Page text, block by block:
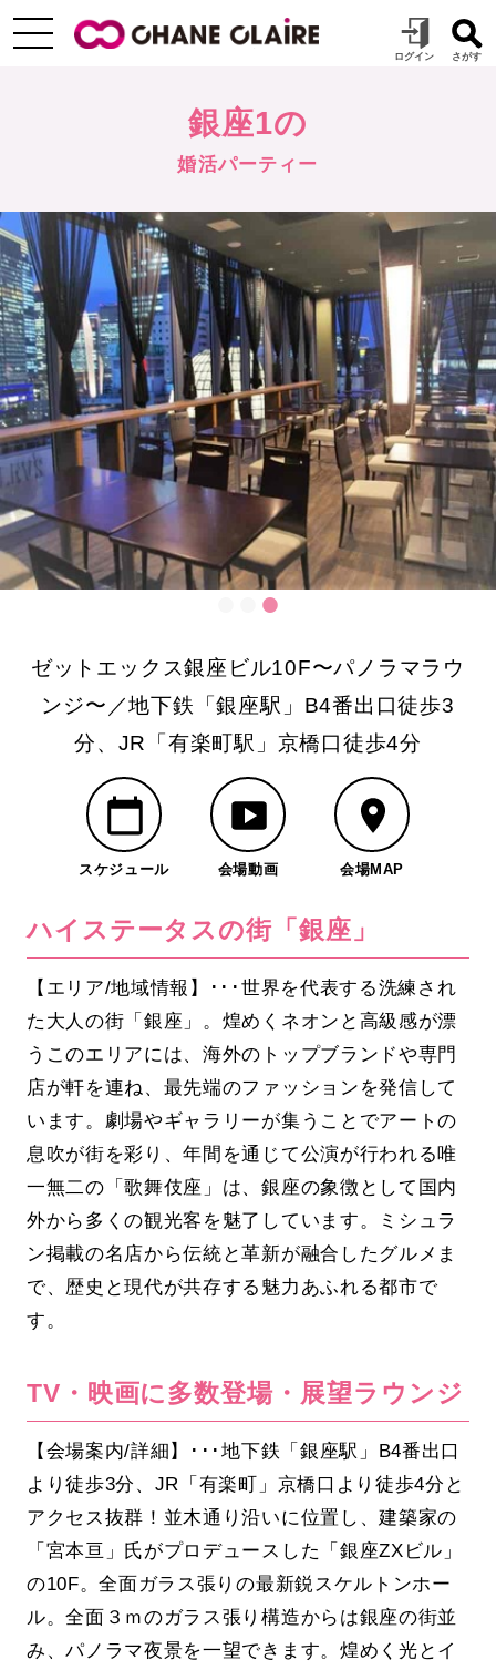
銀座1の
婚活パーティー
ゼットエックス銀座ビル10F〜パノラマラウ
ンジ〜／地下鉄「銀座駅」B4番出口徒歩3
分、JR「有楽町駅」京橋口徒歩4分
スケジュール 会場動画 会場MAP
ハイステータスの街「銀座」
【エリア/地域情報】･･･世界を代表する洗練され
た大人の街「銀座」。煌めくネオンと高級感が漂
うこのエリアには、海外のトップブランドや専門
店が軒を連ね、最先端のファッションを発信して
います。劇場やギャラリーが集うことでアートの
息吹が街を彩り、年間を通じて公演が行われる唯
一無二の「歌舞伎座」は、銀座の象徴として国内
外から多くの観光客を魅了しています。ミシュラ
ン掲載の名店から伝統と革新が融合したグルメま
で、歴史と現代が共存する魅力あふれる都市で
す。
TV・映画に多数登場・展望ラウンジ
【会場案内/詳細】･･･地下鉄「銀座駅」B4番出口
より徒歩3分、JR「有楽町」京橋口より徒歩4分と
アクセス抜群！並木通り沿いに位置し、建築家の
「宮本亘」氏がプロデュースした「銀座ZXビル」
の10F。全面ガラス張りの最新鋭スケルトンホー
ル。全面３ｍのガラス張り構造からは銀座の街並
み、パノラマ夜景を一望できます。煌めく光とイ